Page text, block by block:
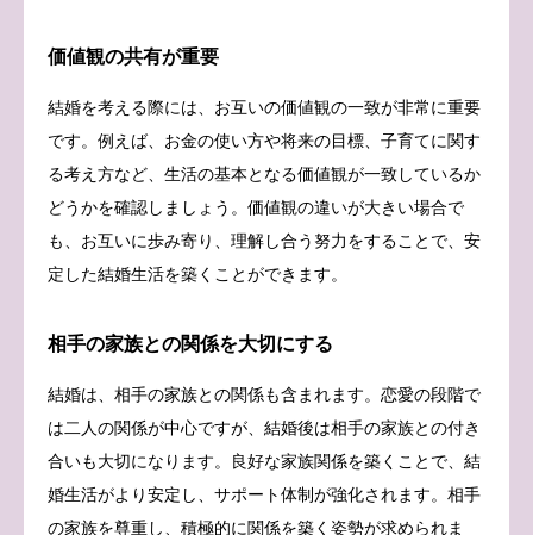
価値観の共有が重要
結婚を考える際には、お互いの価値観の一致が非常に重要
です。例えば、お金の使い方や将来の目標、子育てに関す
る考え方など、生活の基本となる価値観が一致しているか
どうかを確認しましょう。価値観の違いが大きい場合で
も、お互いに歩み寄り、理解し合う努力をすることで、安
定した結婚生活を築くことができます。
相手の家族との関係を大切にする
結婚は、相手の家族との関係も含まれます。恋愛の段階で
は二人の関係が中心ですが、結婚後は相手の家族との付き
合いも大切になります。良好な家族関係を築くことで、結
婚生活がより安定し、サポート体制が強化されます。相手
の家族を尊重し、積極的に関係を築く姿勢が求められま